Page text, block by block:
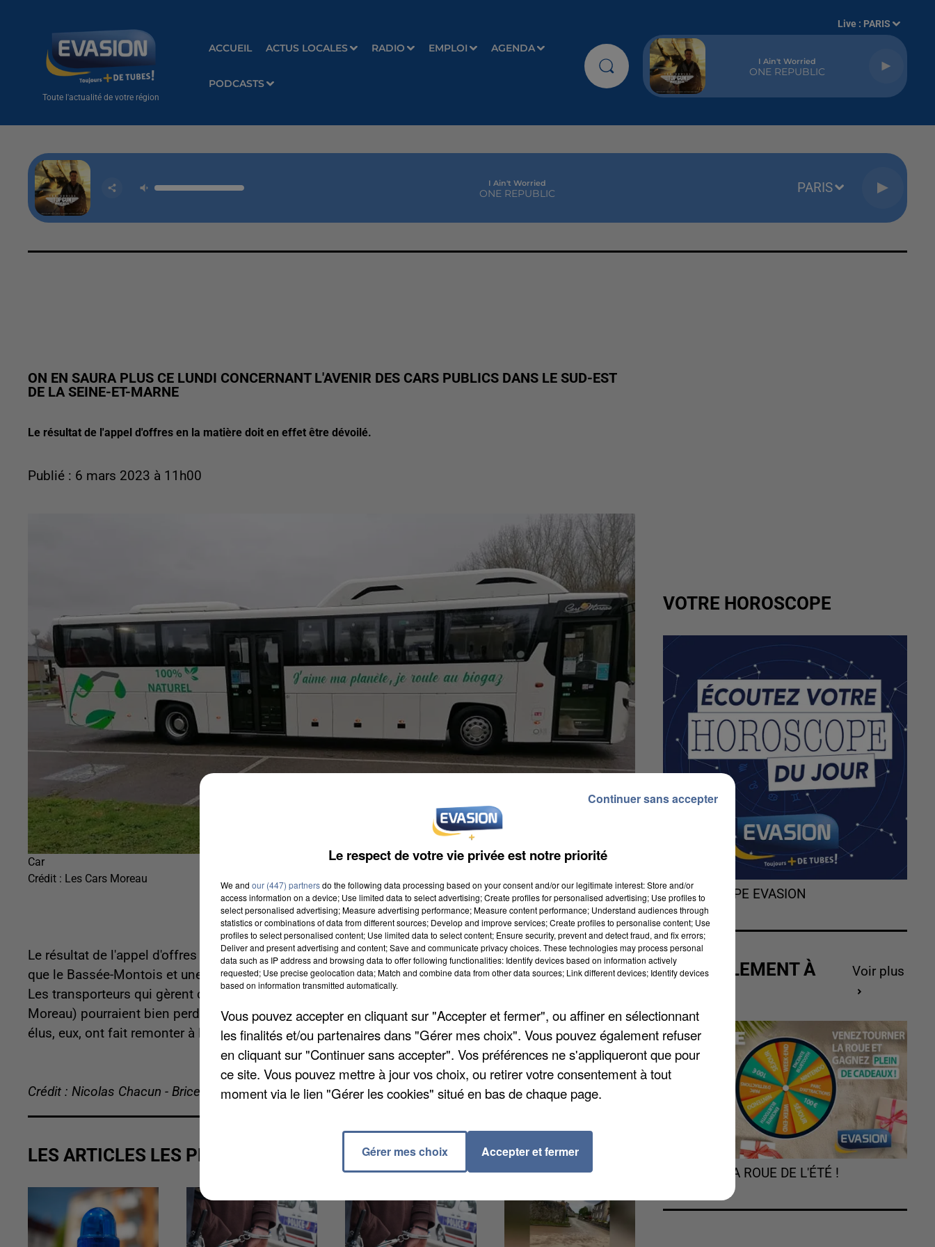
Toute l'actualité de votre région
ACCUEIL ACTUS LOCALES RADIO EMPLOI AGENDA
PODCASTS
Live : PARIS
I Ain't Worried
ONE REPUBLIC
I Ain't Worried
ONE REPUBLIC PARIS
ON EN SAURA PLUS CE LUNDI CONCERNANT L'AVENIR DES CARS PUBLICS DANS LE SUD-EST
DE LA SEINE-ET-MARNE
Le résultat de l'appel d'offres en la matière doit en effet être dévoilé.
Publié : 6 mars 2023 à 11h00
Car
Crédit : Les Cars Moreau
Le résultat de l'appel d'offres en la matière doit en effet être dévoilé. Il concerne aussi bien le Provinois
que le Bassée-Montois et une partie de la Brie nangissienne, préciseLa République de Seine-et-Marne.
Les transporteurs qui gèrent ces territoires depuis plusieurs années (à savoir Procars et les Cars
Moreau) pourraient bien perdre le marché. La prochaine mise en service doit intervenir en août. Les
élus, eux, ont fait remonter à la Région leur position très claire en faveur du statut quo.
Crédit : Nicolas Chacun - Brice Charrier
LES ARTICLES LES PLUS VUS
VOTRE HOROSCOPE
L'HOROSCOPE EVASION
ACTUELLEMENT À
Voir plus
TOURNEZ LA ROUE DE L'ÉTÉ !
Le respect de votre vie privée est notre priorité
We and our (447) partnersdo the following data processing based on your consent and/or our legitimate interest: Store and/or
access information on a device; Use limited data to select advertising; Create profiles for personalised advertising; Use profiles to
select personalised advertising; Measure advertising performance; Measure content performance; Understand audiences through
statistics or combinations of data from different sources; Develop and improve services; Create profiles to personalise content; Use
profiles to select personalised content; Use limited data to select content; Ensure security, prevent and detect fraud, and fix errors;
Deliver and present advertising and content; Save and communicate privacy choices. These technologies may process personal
data such as IP address and browsing data to offer following functionalities: Identify devices based on information actively
requested; Use precise geolocation data; Match and combine data from other data sources; Link different devices; Identify devices
based on information transmitted automatically.
Vous pouvez accepter en cliquant sur "Accepter et fermer", ou affiner en sélectionnant
les finalités et/ou partenaires dans "Gérer mes choix". Vous pouvez également refuser
en cliquant sur "Continuer sans accepter". Vos préférences ne s'appliqueront que pour
ce site. Vous pouvez mettre à jour vos choix, ou retirer votre consentement à tout
moment via le lien "Gérer les cookies" situé en bas de chaque page.
Gérer mes choix Accepter et fermer
Continuer sans accepter